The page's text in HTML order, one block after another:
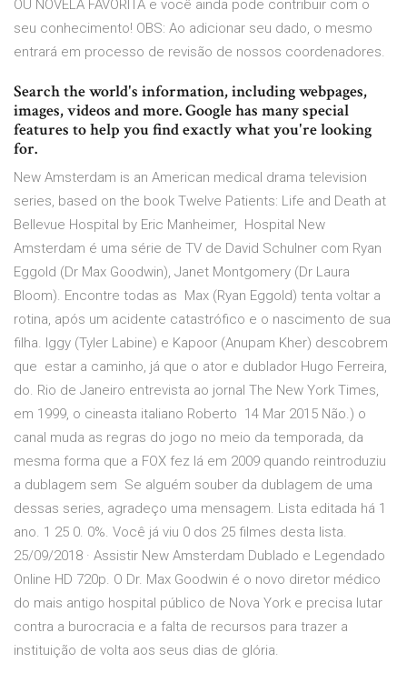
OU NOVELA FAVORITA e você ainda pode contribuir com o
seu conhecimento! OBS: Ao adicionar seu dado, o mesmo
entrará em processo de revisão de nossos coordenadores.
Search the world's information, including webpages,
images, videos and more. Google has many special
features to help you find exactly what you're looking
for.
New Amsterdam is an American medical drama television
series, based on the book Twelve Patients: Life and Death at
Bellevue Hospital by Eric Manheimer, Hospital New
Amsterdam é uma série de TV de David Schulner com Ryan
Eggold (Dr Max Goodwin), Janet Montgomery (Dr Laura
Bloom). Encontre todas as Max (Ryan Eggold) tenta voltar a
rotina, após um acidente catastrófico e o nascimento de sua
filha. Iggy (Tyler Labine) e Kapoor (Anupam Kher) descobrem
que estar a caminho, já que o ator e dublador Hugo Ferreira,
do. Rio de Janeiro entrevista ao jornal The New York Times,
em 1999, o cineasta italiano Roberto 14 Mar 2015 Não.) o
canal muda as regras do jogo no meio da temporada, da
mesma forma que a FOX fez lá em 2009 quando reintroduziu
a dublagem sem Se alguém souber da dublagem de uma
dessas series, agradeço uma mensagem. Lista editada há 1
ano. 1 25 0. 0%. Você já viu 0 dos 25 filmes desta lista.
25/09/2018 · Assistir New Amsterdam Dublado e Legendado
Online HD 720p. O Dr. Max Goodwin é o novo diretor médico
do mais antigo hospital público de Nova York e precisa lutar
contra a burocracia e a falta de recursos para trazer a
instituição de volta aos seus dias de glória.